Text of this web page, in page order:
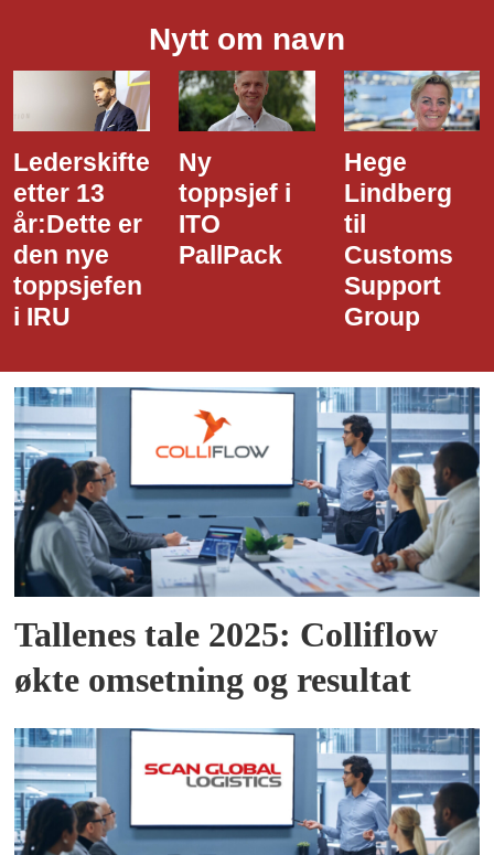
Nytt om navn
Lederskifte
etter 13
år:Dette er
den nye
toppsjefen
i IRU
Ny
toppsjef i
ITO
PallPack
Hege
Lindberg
til
Customs
Support
Group
Tallenes tale 2025: Colliflow
økte omsetning og resultat